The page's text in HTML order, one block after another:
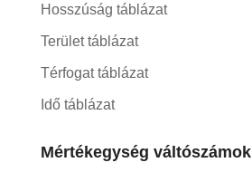
Hosszúság táblázat
Terület táblázat
Térfogat táblázat
Idő táblázat
Mértékegység váltószámok